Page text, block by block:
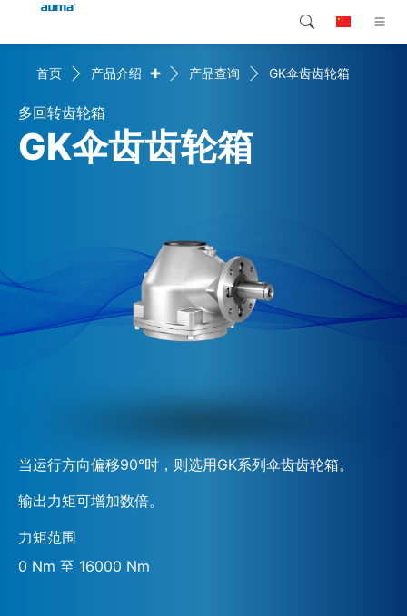
产品介绍
解决方案
联系我们
Global
欧洲
搜索
首页 产品介绍 + 产品查询 GK伞齿齿轮箱
多回转齿轮箱
GK伞齿齿轮箱
当运行方向偏移90°时，则选用GK系列伞齿齿轮箱。
输出力矩可增加数倍。
力矩范围
0 Nm 至 16000 Nm